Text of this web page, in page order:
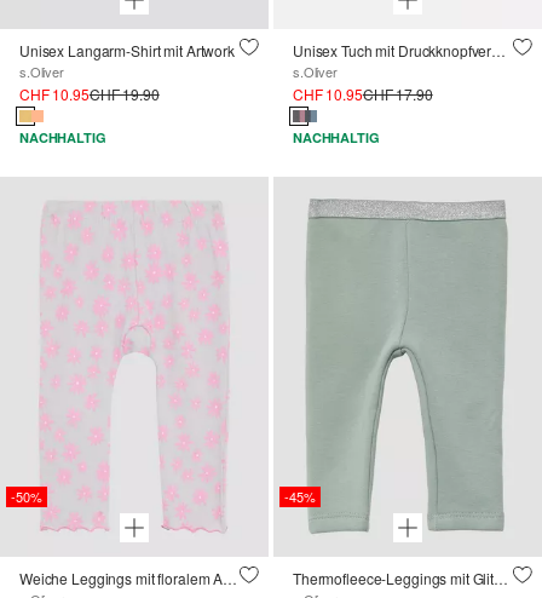
Unisex Langarm-Shirt mit Artwork
s.Oliver
CHF 10.95CHF 19.90
NACHHALTIG
Unisex Tuch mit Druckknopfverschluss im Doppelpack
s.Oliver
CHF 10.95CHF 17.90
NACHHALTIG
-50%
Weiche Leggings mit floralem All-Over-Print
-45%
Thermofleece-Leggings mit Glitzerbund